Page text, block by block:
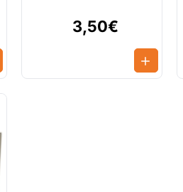
3,50€